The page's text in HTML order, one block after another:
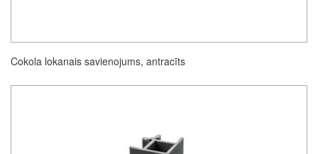
Cokola lokanais savienojums, antracīts